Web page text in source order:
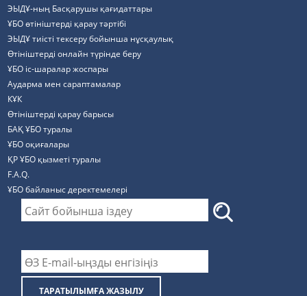
ЭЫДҰ-ның Басқарушы қағидаттары
ҰБО өтініштерді қарау тәртібі
ЭЫДҰ тиісті тексеру бойынша нұсқаулық
Өтініштерді онлайн түрінде беру
ҰБО іс-шаралар жоспары
Аударма мен сараптамалар
КҰК
Өтініштерді қарау барысы
БАҚ ҰБО туралы
ҰБО оқиғалары
ҚР ҰБО қызметі туралы
F.A.Q.
ҰБО байланыс деректемелерi
ТАРАТЫЛЫМҒА ЖАЗЫЛУ